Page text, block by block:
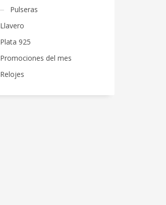
Pulseras
Llavero
Plata 925
Promociones del mes
Relojes